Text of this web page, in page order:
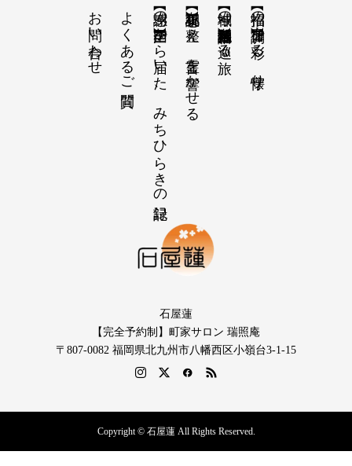
【招福の調律】日々を彩る、懐守り
【神域の系譜】神社仏閣・自然を巡る旅
【祝詞集】心を整え、言霊を響かせる
【感謝の声】全国から届いた、みちひらきの記録
よくあるご質問
お問い合わせ
石屋蓮
【完全予約制】町家サロン 瑞照庵
〒807-0082 福岡県北九州市八幡西区小嶺台3-1-15
Copyright © 石屋蓮 All Rights Reserved.